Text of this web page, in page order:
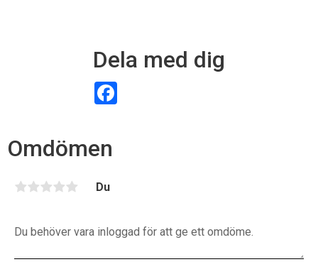
Dela med dig
Omdömen
Du